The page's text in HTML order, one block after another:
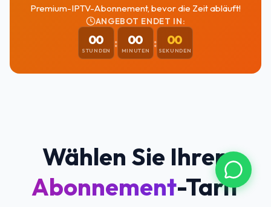
Premium-IPTV-Abonnement, bevor die Zeit abläuft!
ANGEBOT ENDET IN:
00
STUNDEN
: 00
MINUTEN
: 00
SEKUNDEN
Wählen Sie Ihren
Abonnement-Tarif